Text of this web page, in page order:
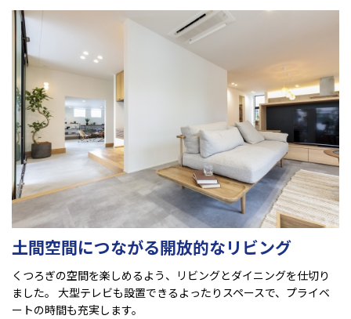
土間空間につながる開放的なリビング
くつろぎの空間を楽しめるよう、リビングとダイニングを仕切り
ました。 大型テレビも設置できるよったりスペースで、プライベ
ートの時間も充実します。